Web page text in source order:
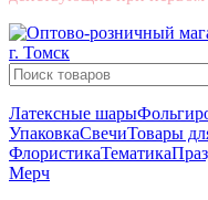
Латексные шары
УпаковкаСвечиТовары
ФлористикаТематика
Мерч